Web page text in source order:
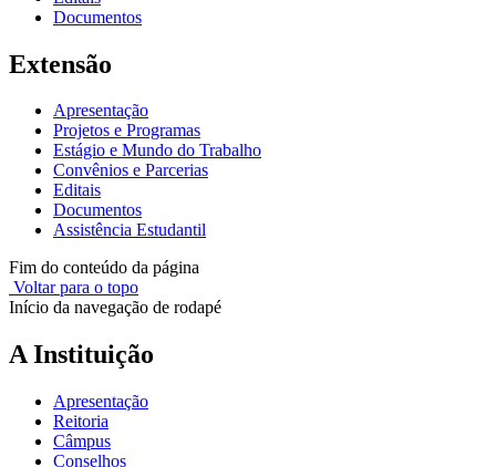
Documentos
Extensão
Apresentação
Projetos e Programas
Estágio e Mundo do Trabalho
Convênios e Parcerias
Editais
Documentos
Assistência Estudantil
Fim do conteúdo da página
Voltar para o topo
Início da navegação de rodapé
A Instituição
Apresentação
Reitoria
Câmpus
Conselhos